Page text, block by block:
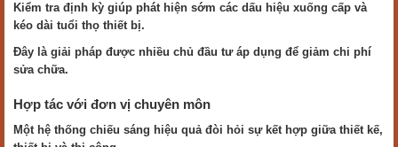
Kiểm tra định kỳ giúp phát hiện sớm các dấu hiệu xuống cấp và
kéo dài tuổi thọ thiết bị.
Đây là giải pháp được nhiều chủ đầu tư áp dụng để giảm chi phí
sửa chữa.
Hợp tác với đơn vị chuyên môn
Một hệ thống chiếu sáng hiệu quả đòi hỏi sự kết hợp giữa thiết kế,